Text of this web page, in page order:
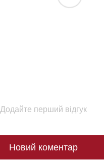
Додайте перший відгук
Новий коментар